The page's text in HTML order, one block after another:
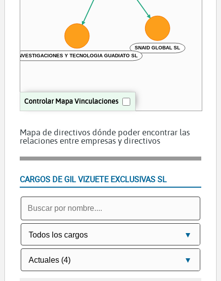
Controlar Mapa Vinculaciones
SNAID GLOBAL SL
INVESTIGACIONES Y TECNOLOGIA GUADIATO SL
Mapa de directivos dónde poder encontrar las
relaciones entre empresas y directivos
CARGOS DE GIL VIZUETE EXCLUSIVAS SL